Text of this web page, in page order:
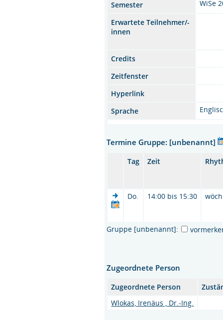
Semester
WiSe
Erwartete Teilnehmer/-
innen
Credits
Zeitfenster
Hyperlink
Sprache
Termine Gruppe: [unbenannt]
Tag Zeit
Do. 14:00 bis 15:30
Gruppe [unbenannt]:
Zugeordnete Person
Zugeordnete Person
Wlokas, Irenäus , Dr.-Ing.